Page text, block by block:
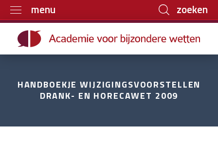
menu zoeken
Home
Boeken
E-learning
HANDBOEKJE WIJZIGINGSVOORSTELLEN
DRANK- EN HORECAWET 2009